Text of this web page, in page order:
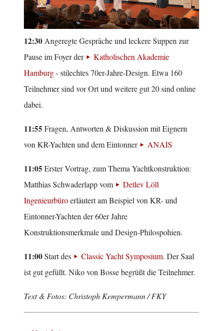
12:30Angeregte Gespräche und leckere Suppen zur
Pause im Foyer der
Katholischen Akademie
Hamburg- stilechtes 70er-Jahre-Design. Etwa 160
Teilnehmer sind vor Ort und weitere gut 20 sind online
dabei.
11:55Fragen, Antworten & Diskussion mit Eignern
von KR-Yachten und dem Eintonner
ANAIS
11:05Erster Vortrag, zum Thema Yachtkonstruktion:
Matthias Schwaderlapp vom
Detlev Löll
Ingenieurbüroerläutert am Beispiel von KR- und
Eintonner-Yachten der 60er Jahre
Konstruktionsmerkmale und Design-Philospohien.
11:00Start des Classic Yacht Symposium. Der Saal
ist gut gefüllt. Niko von Bosse begrüßt die Teilnehmer.
Text & Fotos: Christoph Kempermann / FKY